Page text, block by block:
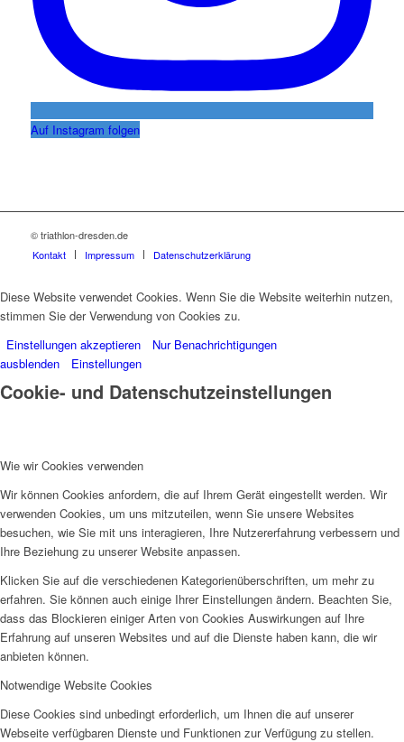
Auf Instagram folgen
© triathlon-dresden.de
Kontakt
Impressum Datenschutzerklärung
Diese Website verwendet Cookies. Wenn Sie die Website weiterhin nutzen,
stimmen Sie der Verwendung von Cookies zu.
Einstellungen akzeptieren
Nur Benachrichtigungen
ausblenden
Einstellungen
Cookie- und Datenschutzeinstellungen
Wie wir Cookies verwenden
Wir können Cookies anfordern, die auf Ihrem Gerät eingestellt werden. Wir
verwenden Cookies, um uns mitzuteilen, wenn Sie unsere Websites
besuchen, wie Sie mit uns interagieren, Ihre Nutzererfahrung verbessern und
Ihre Beziehung zu unserer Website anpassen.
Klicken Sie auf die verschiedenen Kategorienüberschriften, um mehr zu
erfahren. Sie können auch einige Ihrer Einstellungen ändern. Beachten Sie,
dass das Blockieren einiger Arten von Cookies Auswirkungen auf Ihre
Erfahrung auf unseren Websites und auf die Dienste haben kann, die wir
anbieten können.
Notwendige Website Cookies
Diese Cookies sind unbedingt erforderlich, um Ihnen die auf unserer
Webseite verfügbaren Dienste und Funktionen zur Verfügung zu stellen.